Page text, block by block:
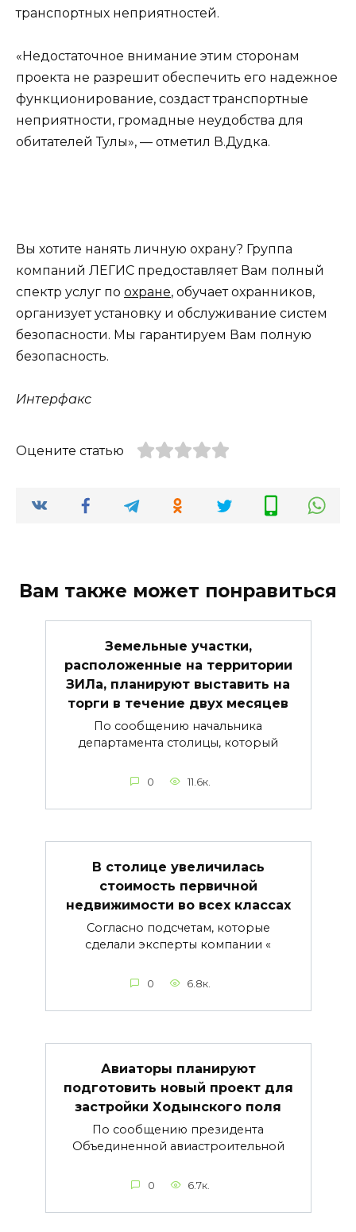
транспортных неприятностей.
«Недостаточное внимание этим сторонам
проекта не разрешит обеспечить его надежное
функционирование, создаст транспортные
неприятности, громадные неудобства для
обитателей Тулы», — отметил В.Дудка.
Вы хотите нанять личную охрану? Группа
компаний ЛЕГИС предоставляет Вам полный
спектр услуг по охране, обучает охранников,
организует установку и обслуживание систем
безопасности. Мы гарантируем Вам полную
безопасность.
Интерфакс
Оцените статью
Вам также может понравиться
Земельные участки,
расположенные на территории
ЗИЛа, планируют выставить на
торги в течение двух месяцев
По сообщению начальника
департамента столицы, который
0 11.6к.
В столице увеличилась
стоимость первичной
недвижимости во всех классах
Согласно подсчетам, которые
сделали эксперты компании «
0 6.8к.
Авиаторы планируют
подготовить новый проект для
застройки Ходынского поля
По сообщению президента
Объединенной авиастроительной
0 6.7к.